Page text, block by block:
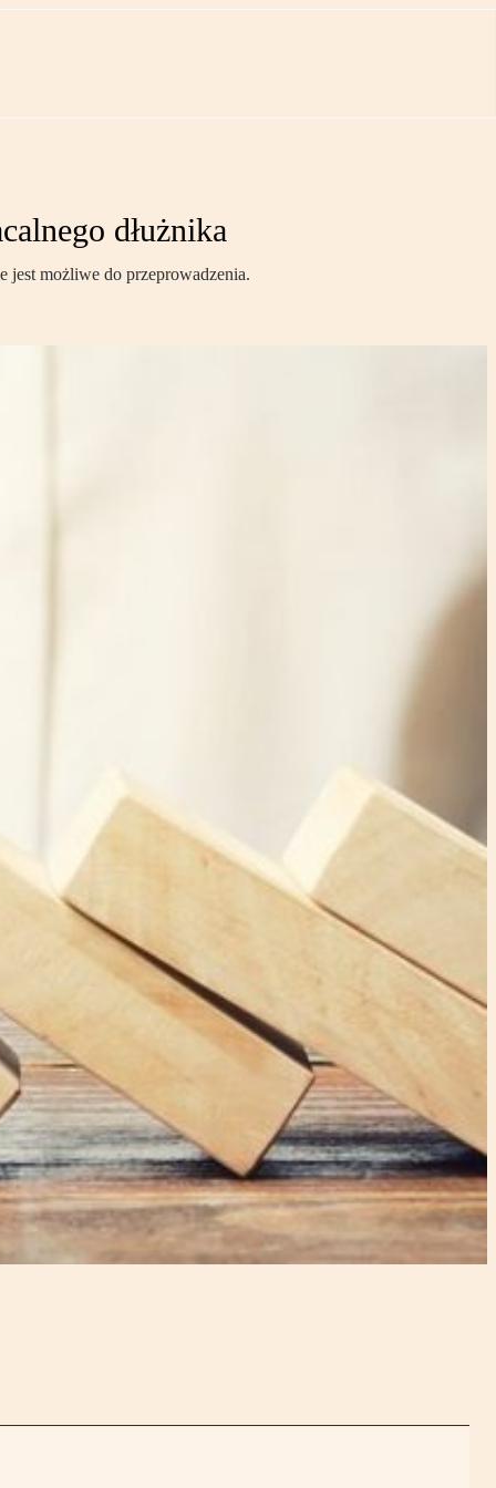
dłużnika
jest możliwe do przeprowadzenia.